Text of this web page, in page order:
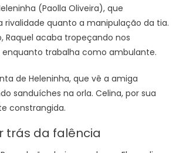
(Paolla Oliveira), que
quanto a manipulação da tia.
Raquel acaba tropeçando nos
enquanto trabalha como ambulante.
de Heleninha, que vê a amiga
sanduíches na orla. Celina, por sua
constrangida.
trás da falência